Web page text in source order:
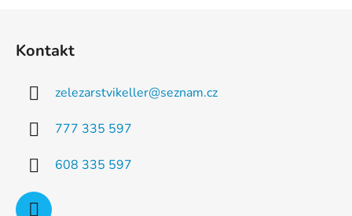
v
Kontakt
zelezarstvikeller@seznam.cz
777 335 597
608 335 597